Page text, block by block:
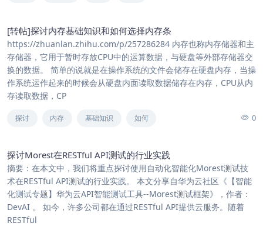
[转帖]探讨内存基础知识和如何选择内存条
https://zhuanlan.zhihu.com/p/257286284 内存也称内存储器和主
存储器，它用于暂时存放CPU中的运算数据，与硬盘等外部存储器交
换的数据。 简单的说就是在操作系统的文件会储存在硬盘内存，当操
作系统运作起来的时候会从硬盘内面读取数据储存在内存，CPU从内
存读取数据，CP
探讨 内存 基础知识 如何 0
探讨Morest在RESTful API测试的行业实践
摘要：在本文中，我们将重点探讨使用自动化智能化Morest测试技
术在RESTful API测试的行业实践。 本文分享自华为云社区《【智能
化测试专题】华为云API智能测试工具--Morest测试框架》，作者：
DevAI 。 如今，许多公司都在通过RESTful API提供云服务。随着
RESTful